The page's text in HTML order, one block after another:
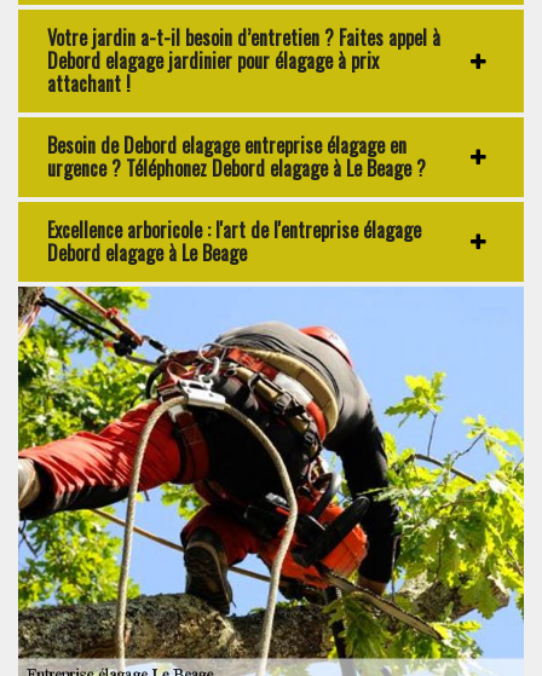
Votre jardin a-t-il besoin d’entretien ? Faites appel à
Debord elagage jardinier pour élagage à prix
attachant !
Besoin de Debord elagage entreprise élagage en
urgence ? Téléphonez Debord elagage à Le Beage ?
Excellence arboricole : l'art de l'entreprise élagage
Debord elagage à Le Beage